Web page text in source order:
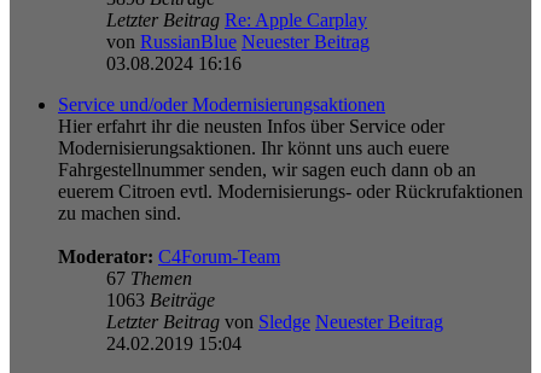
Letzter Beitrag Re: Apple Carplay
von RussianBlue Neuester Beitrag
03.08.2024 16:16
Service und/oder Modernisierungsaktionen
Hier erfahrt ihr die neusten Infos über Service oder
Modernisierungsaktionen. Ihr könnt uns auch euere
Fahrgestellnummer senden, wir sagen euch dann ob an
euerem Citroen evtl. Modernisierungs- oder Rückrufaktionen
zu machen sind.
Moderator: C4Forum-Team
67 Themen
1063 Beiträge
Letzter Beitrag von Sledge Neuester Beitrag
24.02.2019 15:04